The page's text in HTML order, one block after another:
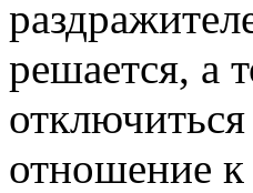
решается, а
отключиться
отношение к